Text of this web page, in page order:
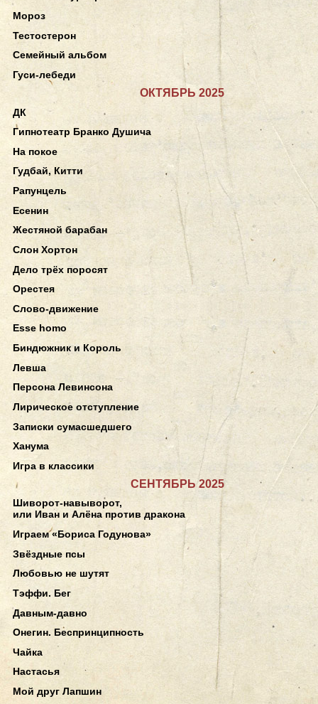
Мороз
Тестостерон
Семейный альбом
Гуси-лебеди
ОКТЯБРЬ 2025
ДК
Гипнотеатр Бранко Душича
На покое
Гудбай, Китти
Рапунцель
Есенин
Жестяной барабан
Слон Хортон
Дело трёх поросят
Орестея
Слово-движение
Esse homo
Биндюжник и Король
Левша
Персона Левинсона
Лирическое отступление
Записки сумасшедшего
Ханума
Игра в классики
СЕНТЯБРЬ 2025
Шиворот-навыворот,
или Иван и Алёна против дракона
Играем «Бориса Годунова»
Звёздные псы
Любовью не шутят
Тэффи. Бег
Давным-давно
Онегин. Беспринципность
Чайка
Настасья
Мой друг Лапшин